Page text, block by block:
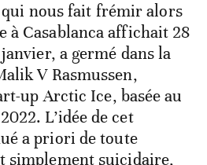
nous fait frémir alors
à Casablanca affichait 28
a germé dans la
V Rasmussen,
up Arctic Ice, basée au
L’idée de cet
a priori de toute
simplement suicidaire,